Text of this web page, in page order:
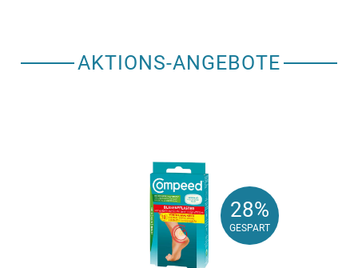
AKTIONS-ANGEBOTE
28%
GESPART
28%
GESPART